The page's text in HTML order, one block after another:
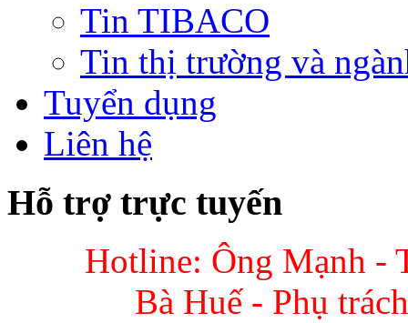
Tin TIBACO
Tin thị trường và
Tuyển dụng
Liên hệ
Hỗ trợ trực tuyến
Hotline: Ông Mạnh -
Bà Huế - Phụ